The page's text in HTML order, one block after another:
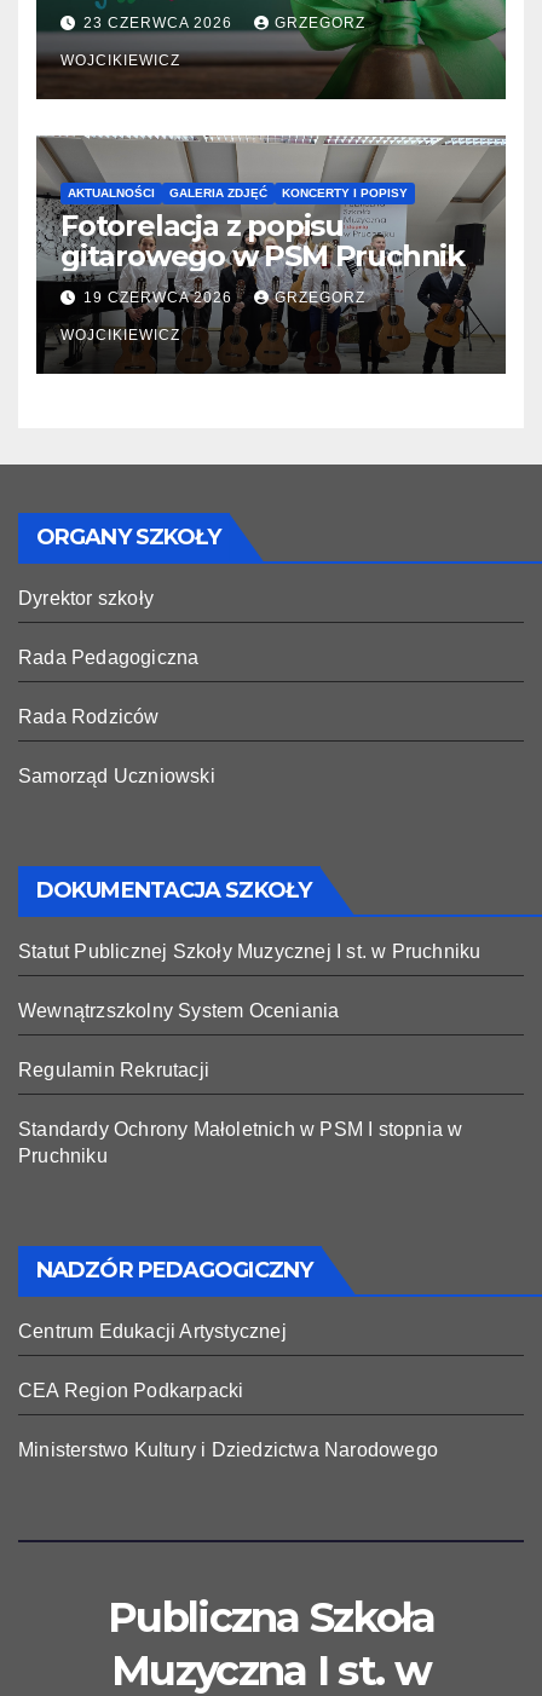
23 CZERWCA 2026 GRZEGORZ
WOJCIKIEWICZ
AKTUALNOŚCI GALERIA ZDJĘĆ KONCERTY I POPISY
Fotorelacja z popisu
gitarowego w PSM Pruchnik
19 CZERWCA 2026 GRZEGORZ
WOJCIKIEWICZ
ORGANY SZKOŁY
Dyrektor szkoły
Rada Pedagogiczna
Rada Rodziców
Samorząd Uczniowski
DOKUMENTACJA SZKOŁY
Statut Publicznej Szkoły Muzycznej I st. w Pruchniku
Wewnątrzszkolny System Oceniania
Regulamin Rekrutacji
Standardy Ochrony Małoletnich w PSM I stopnia w
Pruchniku
NADZÓR PEDAGOGICZNY
Centrum Edukacji Artystycznej
CEA Region Podkarpacki
Ministerstwo Kultury i Dziedzictwa Narodowego
Publiczna Szkoła
Muzyczna I st. w